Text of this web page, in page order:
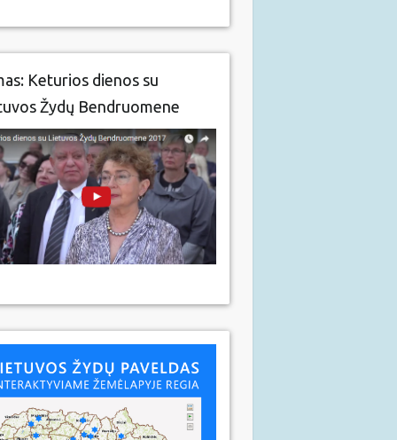
Keturios dienos su
Žydų Bendruomene